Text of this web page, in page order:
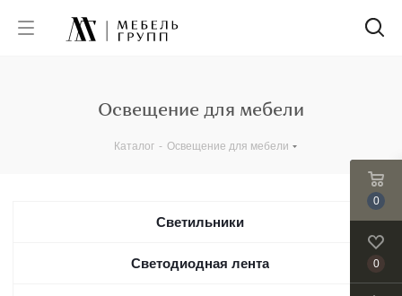
Освещение для мебели
Каталог - Освещение для мебели
Светильники
Светодиодная лента
0
0